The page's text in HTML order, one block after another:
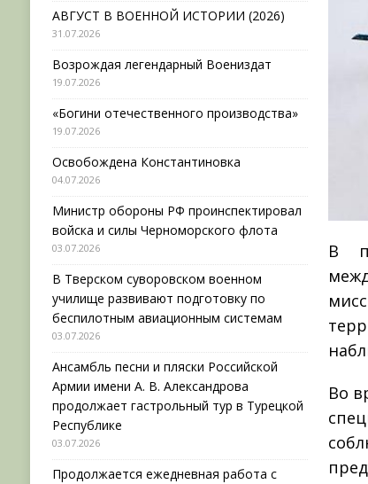
В
Во
АВГУСТ В ВОЕННОЙ ИСТОРИИ (2026)
31.07.2026
Возрождая легендарный Воениздат
19.07.2026
«Богини отечественного производства»
19.07.2026
Освобождена Константиновка
04.07.2026
Министр обороны РФ проинспектировал
войска и силы Черноморского флота
03.07.2026
В Тверском суворовском военном
училище развивают подготовку по
беспилотным авиационным системам
03.07.2026
Ансамбль песни и пляски Российской
Армии имени А. В. Александрова
продолжает гастрольный тур в Турецкой
Республике
03.07.2026
Продолжается ежедневная работа с